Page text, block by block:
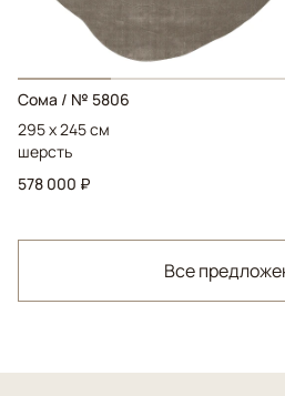
Сома / № 5806
295 x 245 см
шерсть
578 000 ₽
Все